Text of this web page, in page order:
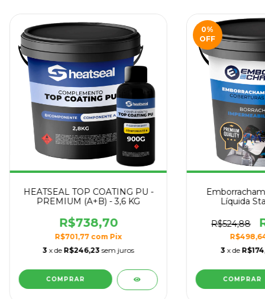
HEATSEAL TOP COATING PU -
PREMIUM (A+B) - 3,6 KG
R$738,70
R$701,77 com Pix
3 x de R$246,23 sem juros
0%
OFF
Líquida
R$524,88
3 x de
COMPRAR